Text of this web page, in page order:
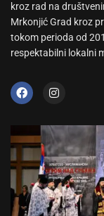
kroz rad na
Mrkonjić Grad kroz
tokom perioda od
respektabilni lokalni